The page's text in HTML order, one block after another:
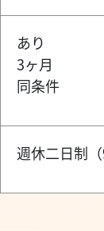
あり
3ヶ月
同条件
週休二日制（